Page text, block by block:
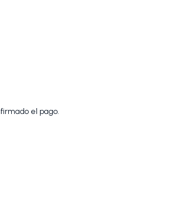
el pago.